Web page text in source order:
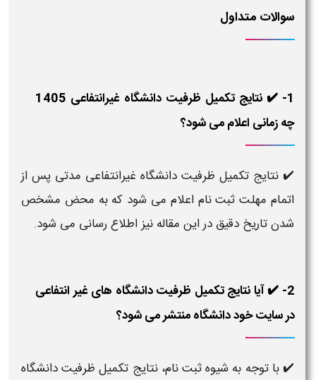
سوالات متداول
1- ✔️ نتایج تکمیل ظرفیت دانشگاه غیرانتفاعی 1405
چه زمانی اعلام می شود؟
✔️ نتایج تکمیل ظرفیت دانشگاه غیرانتفاعی مدتی پس از
اتمام مهلت ثبت نام اعلام می شود که به محض مشخص
شدن تاریخ دقیق در این مقاله نیز اطلاع رسانی می شود.
2- ✔️ آیا نتایج تکمیل ظرفیت دانشگاه های غیر انتفاعی
در سایت خود دانشگاه منتشر می شود؟
✔️ با توجه به شیوهثبت نام،نتایج تکمیل ظرفیت دانشگاه